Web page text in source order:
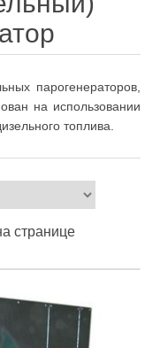
парогенераторов,
на использовании
топлива.
странице